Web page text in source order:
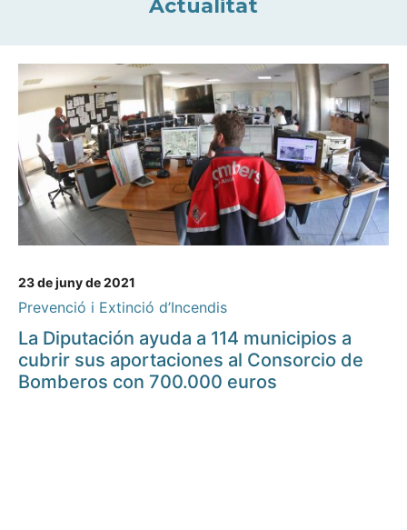
Actualitat
23 de juny de 2021
Prevenció i Extinció d’Incendis
La Diputación ayuda a 114 municipios a
cubrir sus aportaciones al Consorcio de
Bomberos con 700.000 euros